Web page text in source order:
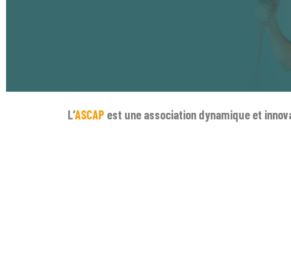
L’ASCAP est une association dynamique et